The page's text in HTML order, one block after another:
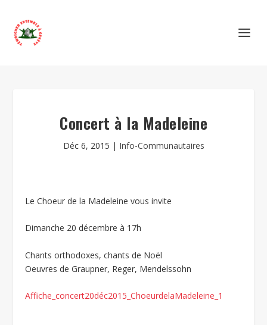
Concert à la Madeleine
Déc 6, 2015 | Info-Communautaires
Le Choeur de la Madeleine vous invite
Dimanche 20 décembre à 17h
Chants orthodoxes, chants de Noël
Oeuvres de Graupner, Reger, Mendelssohn
Affiche_concert20déc2015_ChoeurdelaMadeleine_1